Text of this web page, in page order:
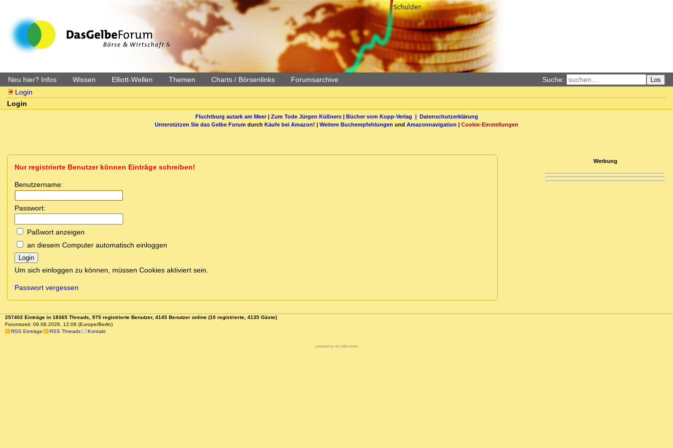
Neu hier? Infos Wissen Elliott-Wellen Themen Charts / Börsenlinks Forumsarchive Suche: Los
Login
Login
Fluchtburg autark am Meer| Zum Tode Jürgen Küßners| Bücher vom Kopp-Verlag | Datenschutzerklärung
Unterstützen Sie das Gelbe Forum durch Käufe bei Amazon! | Weitere Buchempfehlungen und Amazonnavigation | Cookie-Einstellungen
Nur registrierte Benutzer können Einträge schreiben!
Benutzername:
Passwort:
Paßwort anzeigen
an diesem Computer automatisch einloggen
Login
Um sich einloggen zu können, müssen Cookies aktiviert sein.
Passwort vergessen
Werbung
257402 Einträge in 18365 Threads, 975 registrierte Benutzer, 4145 Benutzer online (10 registrierte, 4135 Gäste)
Forumszeit: 09.08.2026, 12:08 (Europe/Berlin)
RSS Einträge
RSS Threads Kontakt
powered by my little forum